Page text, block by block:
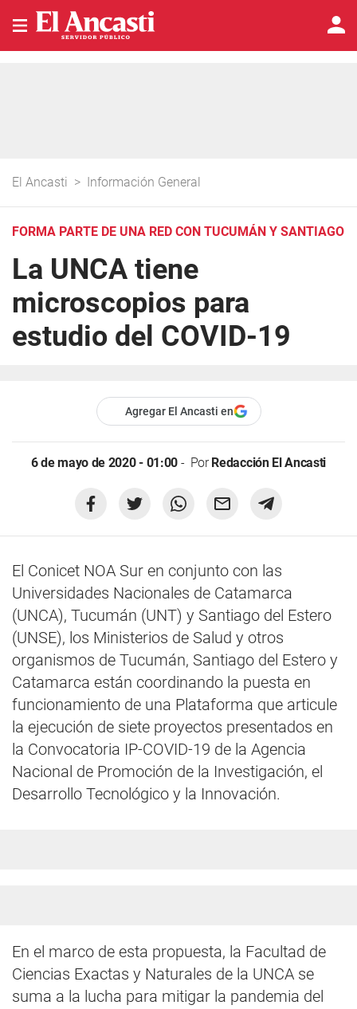
El Ancasti > Información General
FORMA PARTE DE UNA RED CON TUCUMÁN Y SANTIAGO
La UNCA tiene
microscopios para
estudio del COVID-19
Agregar El Ancasti en
6 de mayo de 2020 - 01:00 PorRedacción El Ancasti
El Conicet NOA Sur en conjunto con las
Universidades Nacionales de Catamarca
(UNCA), Tucumán (UNT) y Santiago del Estero
(UNSE), los Ministerios de Salud y otros
organismos de Tucumán, Santiago del Estero y
Catamarca están coordinando la puesta en
funcionamiento de una Plataforma que articule
la ejecución de siete proyectos presentados en
la Convocatoria IP-COVID-19 de la Agencia
Nacional de Promoción de la Investigación, el
Desarrollo Tecnológico y la Innovación.
En el marco de esta propuesta, la Facultad de
Ciencias Exactas y Naturales de la UNCA se
suma a la lucha para mitigar la pandemia del